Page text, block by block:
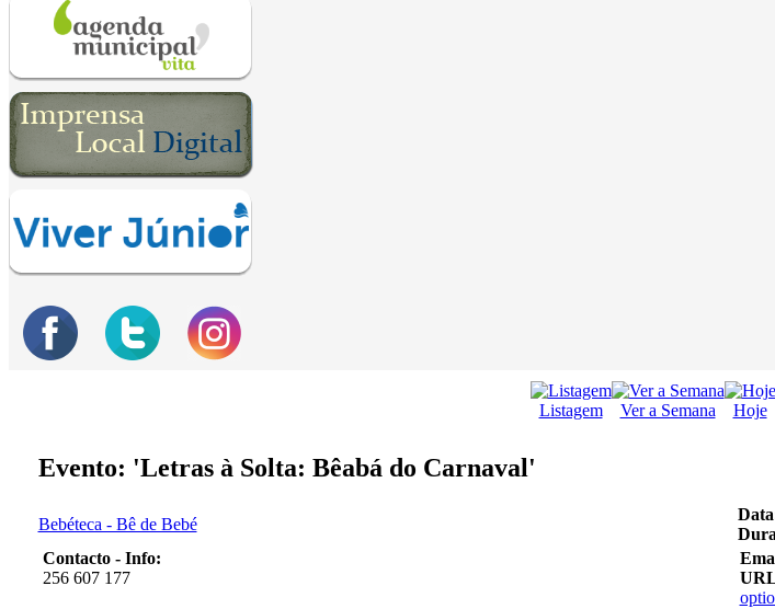
Listagem Ver a Semana Hoje
Evento: 'Letras à Solta: Bêabá do Carnaval'
Bebéteca - Bê de Bebé
Contacto - Info:
256 607 177